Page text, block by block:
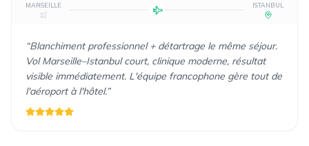
MARSEILLE ISTANBUL
“Blanchiment professionnel + détartrage le même séjour.
Vol Marseille–Istanbul court, clinique moderne, résultat
visible immédiatement. L'équipe francophone gère tout de
l'aéroport à l'hôtel.”